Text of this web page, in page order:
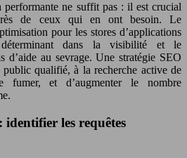
performante ne suffit pas : il est crucial
de ceux qui en ont besoin. Le
pour les stores d’applications
dans la visibilité et le
d’aide au sevrage. Une stratégie SEO
public qualifié, à la recherche active de
fumer, et d’augmenter le nombre
identifier les requêtes